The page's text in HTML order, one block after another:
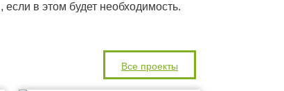
в этом будет необходимость.
Все проекты